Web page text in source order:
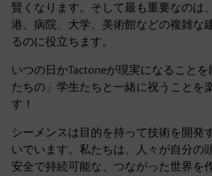
賢くなります。そして最も重要なのは
港、病院、大学、美術館などの複雑な
るのに役立ちます。
いつの日かTactoneが現実になること
たちの」学生たちと一緒に祝うことを
す！
シーメンスは目的を持って技術を開発
いでいます。私たちは、人々が自分の
安全で持続可能な、つながった世界を